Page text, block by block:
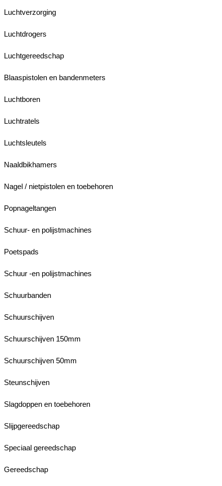
Luchtverzorging
Luchtdrogers
Luchtgereedschap
Blaaspistolen en bandenmeters
Luchtboren
Luchtratels
Luchtsleutels
Naaldbikhamers
Nagel / nietpistolen en toebehoren
Popnageltangen
Schuur- en polijstmachines
Poetspads
Schuur -en polijstmachines
Schuurbanden
Schuurschijven
Schuurschijven 150mm
Schuurschijven 50mm
Steunschijven
Slagdoppen en toebehoren
Slijpgereedschap
Speciaal gereedschap
Gereedschap